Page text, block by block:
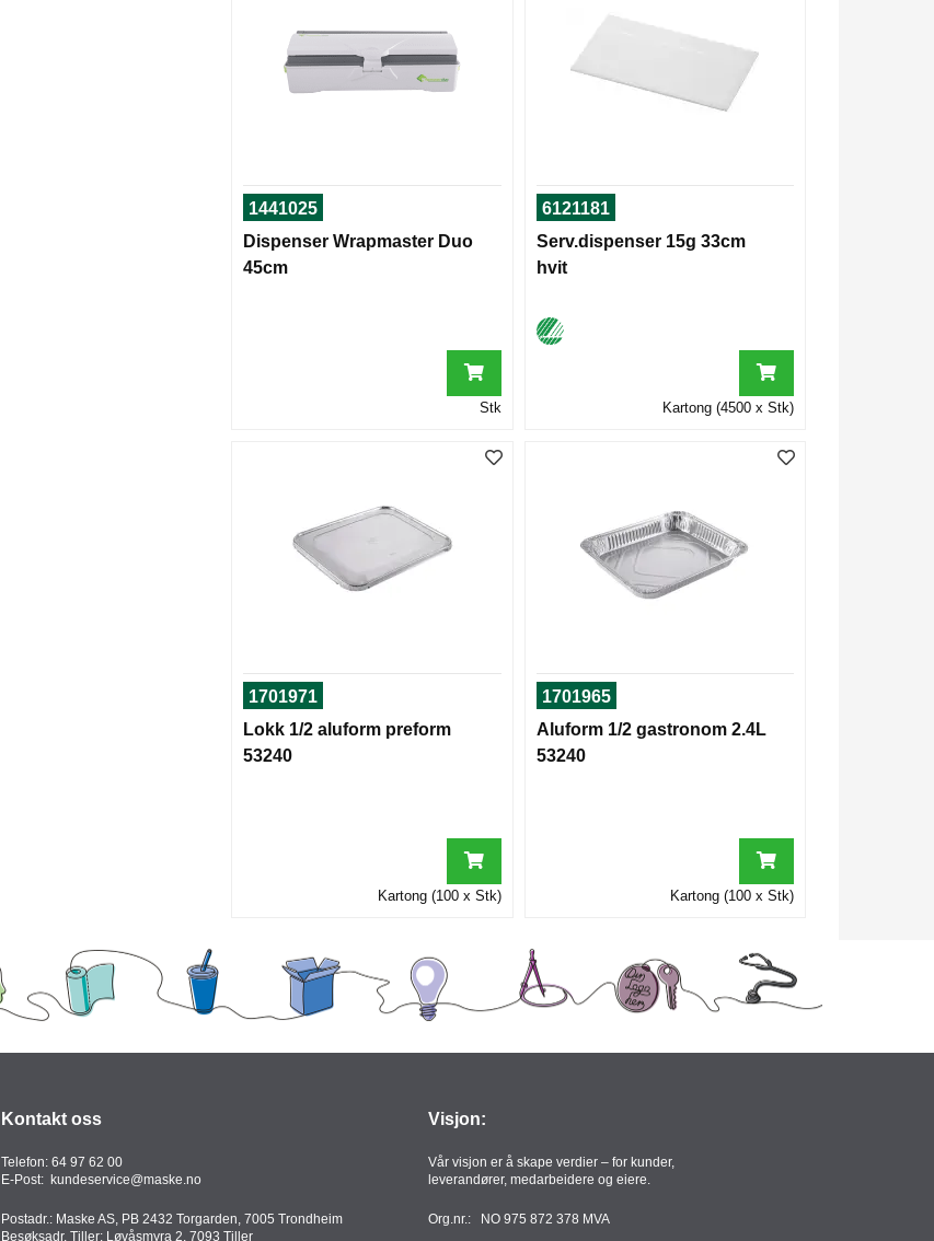
1441025
Dispenser Wrapmaster Duo
45cm
Stk
6121181
Serv.dispenser 15g 33cm
hvit
Kartong (4500 x Stk)
1701971
Lokk 1/2 aluform preform
53240
Kartong (100 x Stk)
1701965
Aluform 1/2 gastronom 2.4L
53240
Kartong (100 x Stk)
Kontakt oss
Telefon: 64 97 62 00
E-Post: kundeservice@maske.no
Postadr.: Maske AS, PB 2432 Torgarden, 7005 Trondheim
Besøksadr. Tiller: Løvåsmyra 2, 7093 Tiller
Visjon:
Vår visjon er å skape verdier – for kunder,
leverandører, medarbeidere og eiere.
Org.nr.: NO 975 872 378 MVA